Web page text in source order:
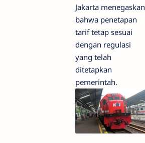
Jakarta menegaskan
bahwa penetapan
tarif tetap sesuai
dengan regulasi
yang telah
ditetapkan
pemerintah.